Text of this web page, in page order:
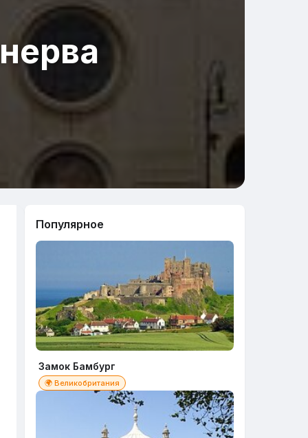
Популярное
Замок Бамбург
🌍 Великобритания